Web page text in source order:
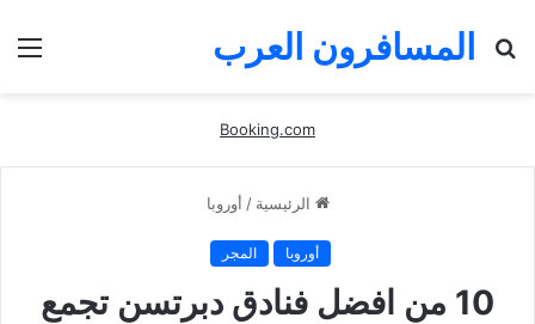
المسافرون العرب
Booking.com
الرئيسية / أوروبا
أوروبا المجر
10 من افضل فنادق دبرتسن تجمع